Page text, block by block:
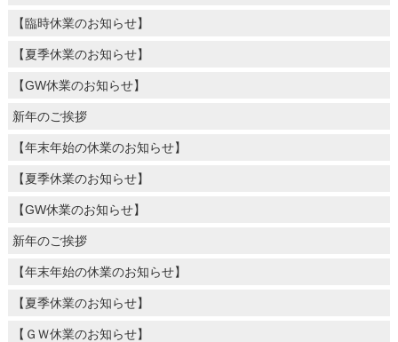
【臨時休業のお知らせ】
【夏季休業のお知らせ】
【GW休業のお知らせ】
新年のご挨拶
【年末年始の休業のお知らせ】
【夏季休業のお知らせ】
【GW休業のお知らせ】
新年のご挨拶
【年末年始の休業のお知らせ】
【夏季休業のお知らせ】
【ＧＷ休業のお知らせ】